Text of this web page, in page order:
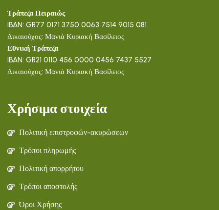
Τράπεζα Πειραιώς
IBAN: GR77 0171 3750 0063 7514 9015 081
Δικαιούχος: Μανιά Κυριακή Βασίλειος
Εθνική Τράπεζα
IBAN: GR21 0110 456 0000 0456 7437 5527
Δικαιούχος: Μανιά Κυριακή Βασίλειος
Χρήσιμα στοιχεία
Πολιτική επιστροφών-ακυρώσεων
Τρόποι πληρωμής
Πολιτική απορρήτου
Τρόποι αποστολής
Όροι Χρήσης